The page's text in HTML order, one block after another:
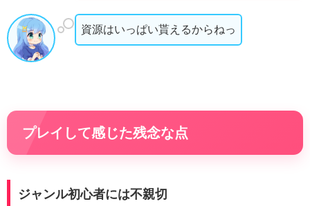
資源はいっぱい貰えるからねっ
プレイして感じた残念な点
ジャンル初心者には不親切